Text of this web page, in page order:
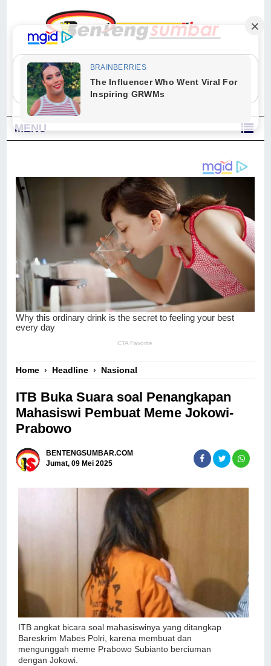
"Sesungguhnya Allah dan para malaikat-Nya berselawat untuk Nabi.
Wahai orang-orang yang beriman, berselawatlah kamu untuk Nabi dan
ucapkanlah salam dengan penuh penghormatan kepadanya." (Qs. Al
Ahzab Ayat 56)
MENU
Home › Headline › Nasional
ITB Buka Suara soal Penangkapan
Mahasiswi Pembuat Meme Jokowi-
Prabowo
BENTENGSUMBAR.COM
Jumat, 09 Mei 2025
ITB angkat bicara soal mahasiswinya yang ditangkap
Bareskrim Mabes Polri, karena membuat dan
mengunggah meme Prabowo Subianto berciuman
dengan Jokowi.